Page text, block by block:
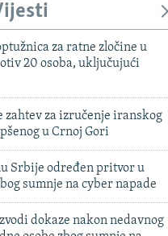
za ratne zločine u
20 osoba, uključujući
zahtev za izručenje iranskog
u Crnoj Gori
Srbije određen pritvor u
sumnje na cyber napade
dokaze nakon nedavnog